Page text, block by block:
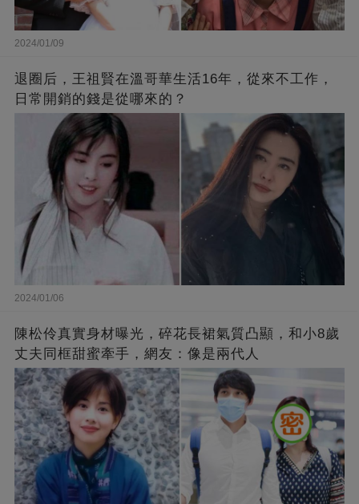
2024/01/09
退圈后，王祖賢在溫哥華生活16年，從來不工作，
日常開銷的錢是從哪來的？
2024/01/06
陳松伶真實身材曝光，碎花長裙氣質凸顯，和小8歲
丈夫同框甜蜜牽手，網友：像是兩代人